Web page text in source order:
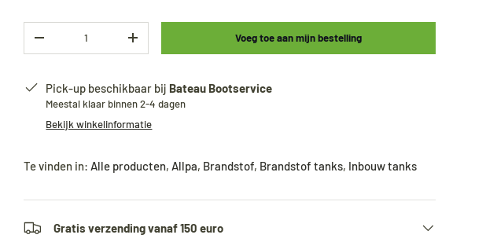
-
+ Voeg toe aan mijn bestelling
Pick-up beschikbaar bij Bateau Bootservice
Meestal klaar binnen 2-4 dagen
Bekijk winkelinformatie
Te vinden in: Alle producten, Allpa, Brandstof, Brandstof tanks, Inbouw tanks
Gratis verzending vanaf 150 euro